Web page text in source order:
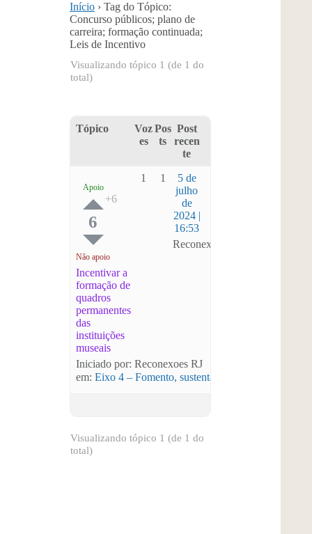
Início › Tag do Tópico:
Concurso públicos; plano de
carreira; formação continuada;
Leis de Incentivo
Visualizando tópico 1 (de 1 do
total)
Tópico
Voz
es
Pos
ts
Post
recen
te
Apoio
6
Não apoio
Incentivar a
formação de
quadros
permanentes
das
instituições
museais
Iniciado por: Reconexoes RJ
em: Eixo 4 – Fomento, sustentabilidade e economia
1 1
5 de
julho
de
2024 |
16:53
Reconexoes RJ
Visualizando tópico 1 (de 1 do
total)